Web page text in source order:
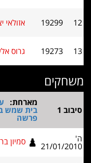
19299 אזולאי יצחק
19273 גרוס אלעד
1
מארחת:עירוני
בית שמש ב' -
פרשה
21/01/ סמיון ברש